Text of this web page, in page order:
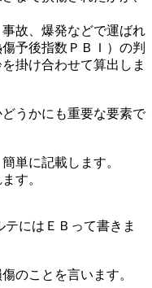
故、爆発などで運ばれ
予後指数ＰＢＩ）の判
掛け合わせて算出しま
うかにも重要な要素で
単に記載します。
す。
テにはＥＢって書きま
のことを言います。